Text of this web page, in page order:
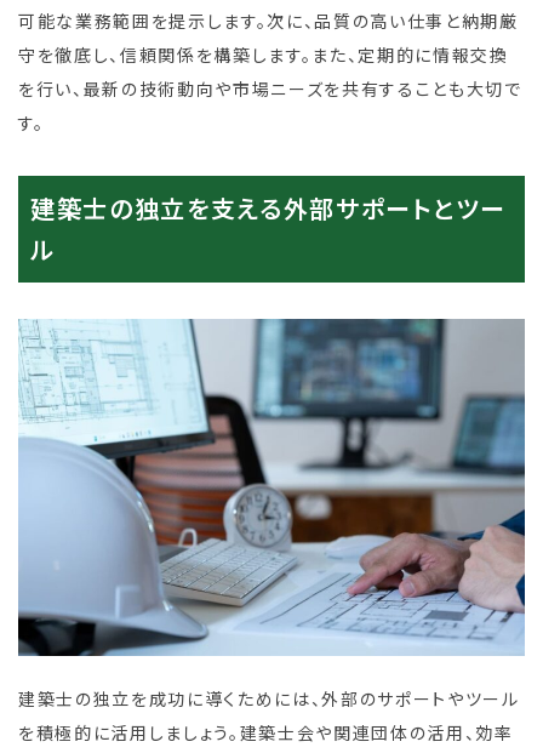
可能な業務範囲を提示します。次に、品質の高い仕事と納期厳
守を徹底し、信頼関係を構築します。また、定期的に情報交換
を行い、最新の技術動向や市場ニーズを共有することも大切で
す。
建築士の独立を支える外部サポートとツー
ル
建築士の独立を成功に導くためには、外部のサポートやツール
を積極的に活用しましょう。建築士会や関連団体の活用、効率